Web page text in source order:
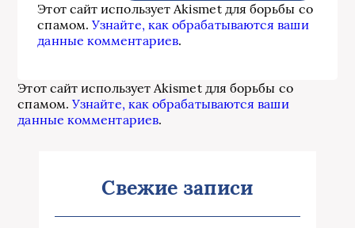
Этот сайт использует Akismet для борьбы со
спамом.Узнайте, как обрабатываются ваши
данные комментариев.
Этот сайт использует Akismet для борьбы со
спамом.Узнайте, как обрабатываются ваши
данные комментариев.
Свежие записи